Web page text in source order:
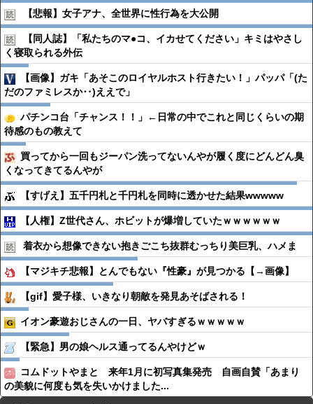
【悲報】女子アナ、全世界に性行為を大公開
【同人誌】「私たちのマ●︎コ、イカせてください」キミはやさし
く寝取られる外伝
【画像】ガキ「あそこのロイヤルホスト行きたい！」パッパ「(た
だのファミレスか‥)ええで」
パチンコ台「チャンス！！」←日常の中でこれと同じくらいの期
待感のもの教えて
買ってから一回もジーパン洗ってないんやが履く度にどんどん臭
くなってきてるんやが
【すげえ】五千円札と千円札を同時に透かせた結果wwwww
【人権】Z世代さん、ホビットが爆増していたｗｗｗｗｗｗ
着衣から想像できない抱きごこち抜群むっちり美巨乳、ハメま
【マジキチ悲報】とんでもない『性豪』が見つかる【→画像】
【gif】愛子様、いきなり朝敵を発見あそばされる！
イオン豪遊おじさんの一日、ヤバすぎるｗｗｗｗｗ
【緊急】男の娘ヘルス通ってるんやけどｗ
コムドットやまと 来年1月に初写真集発売 自画自賛「あまり
の美貌に何度も気を失いかけました...